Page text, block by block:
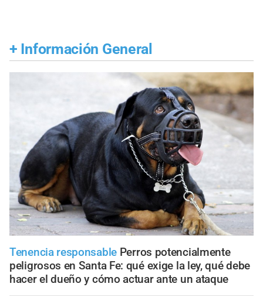
+ Información General
Tenencia responsable Perros potencialmente
peligrosos en Santa Fe: qué exige la ley, qué debe
hacer el dueño y cómo actuar ante un ataque